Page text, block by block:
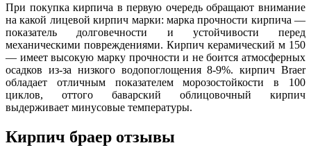
При покупка кирпича в первую очередь обращают внимание
на какой лицевой кирпич марки: марка прочности кирпича —
показатель долговечности и устойчивости перед
механическими повреждениями. Кирпич керамический м 150
— имеет высокую марку прочности и не боится атмосферных
осадков из-за низкого водопоглощения 8-9%. кирпич Braer
обладает отличным показателем морозостойкости в 100
циклов, оттого баварский облицовочный кирпич
выдерживает минусовые температуры.
Кирпич браер отзывы